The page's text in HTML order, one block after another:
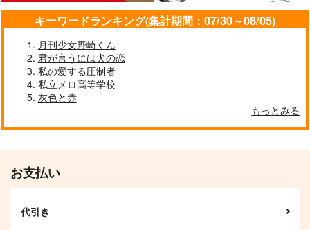
キーワードランキング(集計期間：07/30～08/05)
月刊少女野崎くん
君が言うには犬の恋
私の愛する圧制者
私立メロ高等学校
灰色と赤
もっとみる
お支払い
代引き